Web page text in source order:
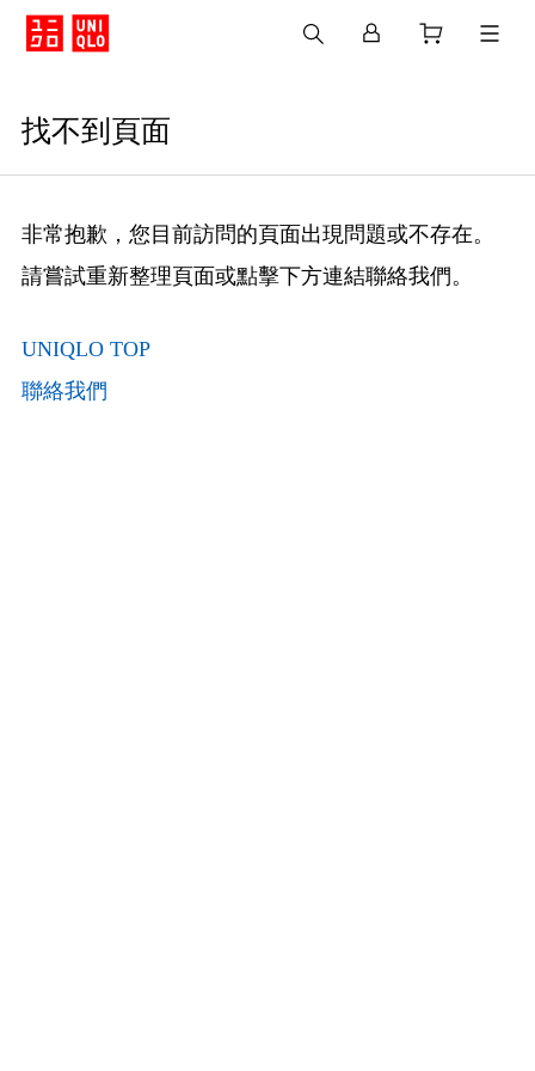
找不到頁面
非常抱歉，您目前訪問的頁面出現問題或不存在。
請嘗試重新整理頁面或點擊下方連結聯絡我們。
UNIQLO TOP
聯絡我們